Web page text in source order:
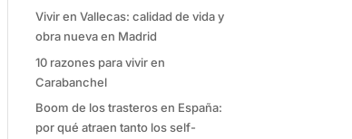
Vivir en Vallecas: calidad de vida y
obra nueva en Madrid
10 razones para vivir en
Carabanchel
Boom de los trasteros en España:
por qué atraen tanto los self-